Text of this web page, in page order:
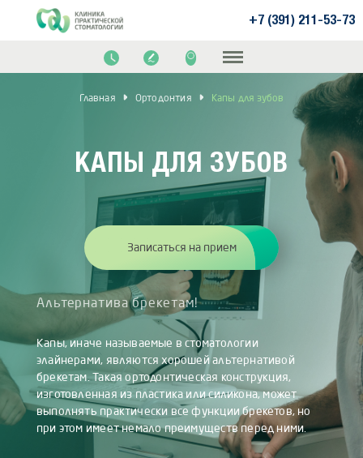
+7 (391) 211-53-73
Главная Ортодонтия Капы для зубов
КАПЫ ДЛЯ ЗУБОВ
Альтернатива брекетам!
Капы, иначе называемые в стоматологии
элайнерами, являются хорошей альтернативой
брекетам. Такая ортодонтическая конструкция,
изготовленная из пластика или силикона, может
выполнять практически все функции брекетов, но
при этом имеет немало преимуществ перед ними.
Записаться на прием